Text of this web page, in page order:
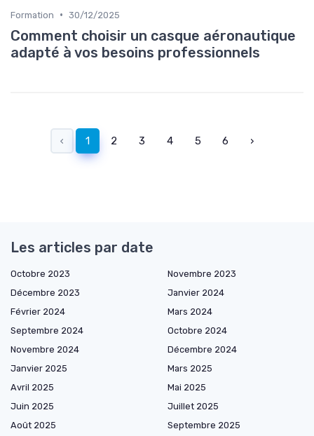
Formation • 30/12/2025
Comment choisir un casque aéronautique
adapté à vos besoins professionnels
‹ 1 2 3 4 5 6 ›
Les articles par date
Octobre 2023
Novembre 2023
Décembre 2023
Janvier 2024
Février 2024
Mars 2024
Septembre 2024
Octobre 2024
Novembre 2024
Décembre 2024
Janvier 2025
Mars 2025
Avril 2025
Mai 2025
Juin 2025
Juillet 2025
Août 2025
Septembre 2025